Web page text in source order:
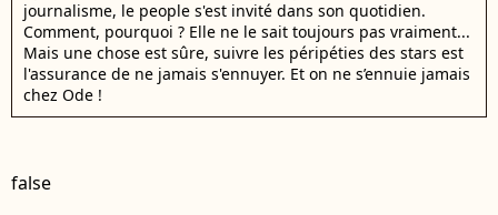
journalisme, le people s'est invité dans son quotidien.
Comment, pourquoi ? Elle ne le sait toujours pas vraiment...
Mais une chose est sûre, suivre les péripéties des stars est
l'assurance de ne jamais s'ennuyer. Et on ne s’ennuie jamais
chez Ode !
false